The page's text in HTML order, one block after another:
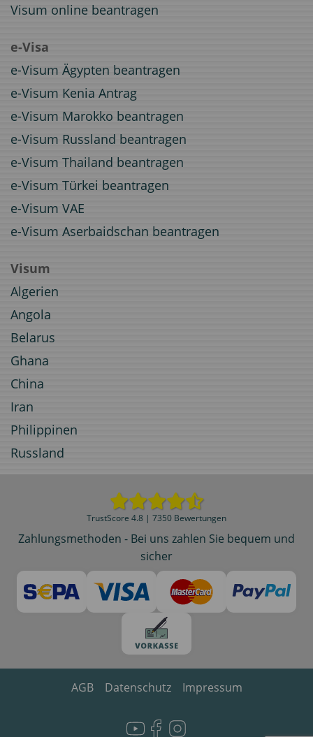
Visum online beantragen
e-Visa
e-Visum Ägypten beantragen
e-Visum Kenia Antrag
e-Visum Marokko beantragen
e-Visum Russland beantragen
e-Visum Thailand beantragen
e-Visum Türkei beantragen
e-Visum VAE
e-Visum Aserbaidschan beantragen
Visum
Algerien
Angola
Belarus
Ghana
China
Iran
Philippinen
Russland
TrustScore 4.8 | 7350 Bewertungen
Zahlungsmethoden - Bei uns zahlen Sie bequem und
sicher
AGB Datenschutz Impressum